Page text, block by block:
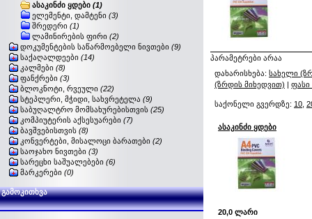
ასაკინძი ყდები (1)
ელემენტი, დამტენი (3)
შრედერი (1)
ლამინირების ფირი (2)
დოკუმენტების საწარმოებელი ნივთები (9)
საქაღალდეები (14)
კალმები (8)
ფანქრები (3)
ბლოკნოტი, რვეული (22)
სტეპლერი, მჭიდი, სახვრეტელა (9)
საბუღალტრო მომსახურებისთვის (25)
კომპიუტერის აქსესუარები (7)
ბავშვებისთვის (8)
კონვერტები, მისალოცი ბარათები (2)
საოჯახო ნივთები (3)
სარეცხი საშუალებები (6)
მარკერები (0)
გამოკითხვა
პარამეტრები არაა
დახარისხება: სახელი
(ზრდის მიხედვით) | ფასი
საქონელი გვერდზე: 10
ასაკინძი ყდები
20,0 ლარი